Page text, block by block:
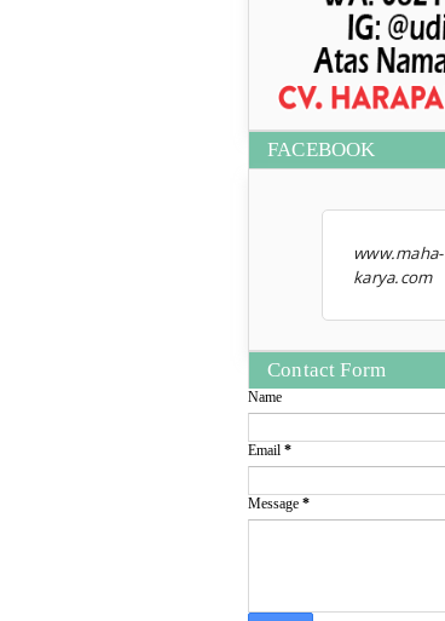
FACEBOOK
www.maha-
karya.com
Contact Form
Name
Email *
Message *